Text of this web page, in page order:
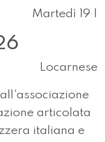
Martedì 19 |
Locarnese
articolata
italiana e